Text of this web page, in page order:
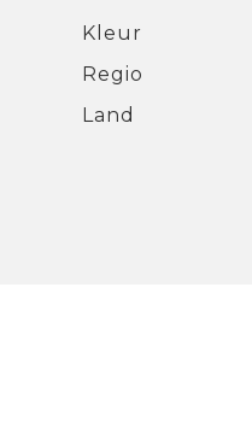
Kleur
Regio
Land